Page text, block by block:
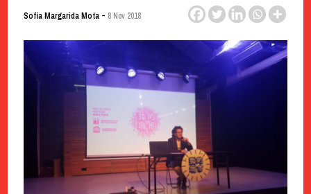
Sofia Margarida Mota- 8 Nov 2018